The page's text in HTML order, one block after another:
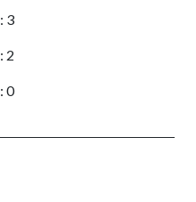
: 3
: 2
: 0